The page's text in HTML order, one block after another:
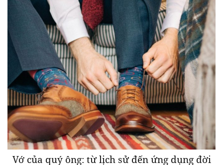
Vớ của quý ông: từ lịch sử đến ứng dụng đời